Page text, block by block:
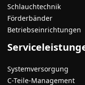
Schlauchtechnik
Förderbänder
Betriebseinrichtungen
Systemversorgung
C-Teile-Management